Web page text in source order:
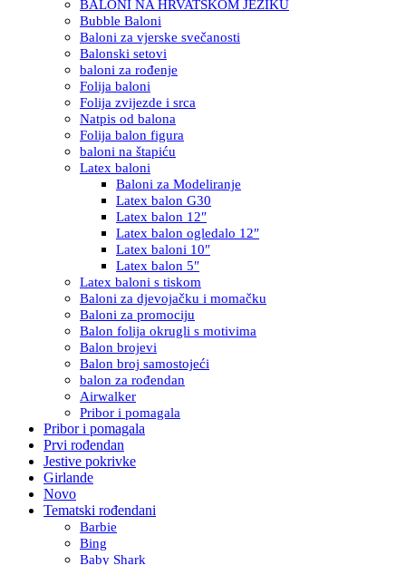
BALONI NA HRVATSKOM JEZIKU
Bubble Baloni
Baloni za vjerske svečanosti
Balonski setovi
baloni za rođenje
Folija baloni
Folija zvijezde i srca
Natpis od balona
Folija balon figura
baloni na štapiću
Latex baloni
Baloni za Modeliranje
Latex balon G30
Latex balon 12″
Latex balon ogledalo 12″
Latex baloni 10″
Latex balon 5″
Latex baloni s tiskom
Baloni za djevojačku i momačku
Baloni za promociju
Balon folija okrugli s motivima
Balon brojevi
Balon broj samostojeći
balon za rođendan
Airwalker
Pribor i pomagala
Pribor i pomagala
Prvi rođendan
Jestive pokrivke
Girlande
Novo
Tematski rođendani
Barbie
Bing
Baby Shark